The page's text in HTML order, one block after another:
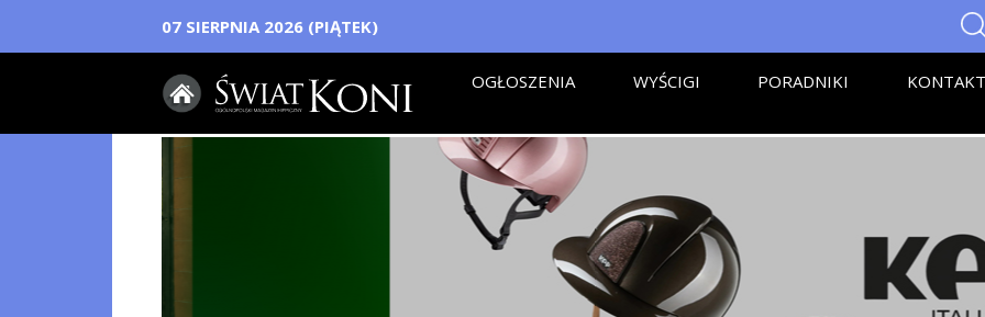
07 SIERPNIA 2026 (PIĄTEK)
OGŁOSZENIA WYŚCIGI PORADNIKI KONTAKT